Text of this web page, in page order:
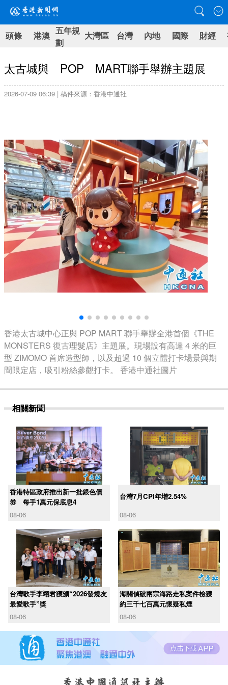
頭條 港澳 五年規
劃
大灣區 台灣 內地 國際 財經
太古城與 POP MART聯手舉辦主題展
2026-07-09 06:39 | 稿件來源：香港中通社
香港太古城中心正與 POP MART 聯手舉辦全港首個《THE
MONSTERS 復古理髮店》主題展。現場設有高達 4 米的巨
型 ZIMOMO 首席造型師，以及超過 10 個立體打卡場景與期
間限定店，吸引粉絲參觀打卡。 香港中通社圖片
相關新聞
香港特區政府推出新一批銀色債
券 每手1萬元保底息4
08-06
台灣7月CPI年增2.54%
08-06
台灣歌手李翊君獲頒“2026發燒友
最愛歌手”獎
08-06
海關偵破兩宗海路走私案件檢獲
約三千七百萬元懷疑私煙
08-06